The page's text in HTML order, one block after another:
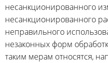
несанкционированного
несанкционированного
неправильного
незаконных форм
таким мерам относятся,